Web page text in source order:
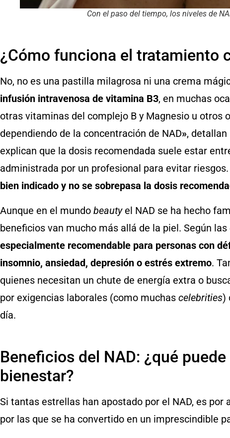
Con el paso del tiempo, los niveles de
¿Cómo funciona el tratamiento
No, no es una pastilla milagrosa ni una crema
infusión intravenosa de vitamina B3, en muchas
otras vitaminas del complejo B y Magnesio u otros
dependiendo de la concentración de NAD», detallan
explican que la dosis recomendada suele estar
administrada por un profesional para evitar riesgos.
bien indicado y no se sobrepasa la dosis
Aunque en el mundo beautyel NAD se ha hecho
beneficios van mucho más allá de la piel. Según las
especialmente recomendable para personas con
insomnio, ansiedad, depresión o estrés extremo.
quienes necesitan un chute de energía extra o
por exigencias laborales (como muchas celebrities)
día.
Beneficios del NAD: ¿qué
bienestar?
Si tantas estrellas han apostado por el NAD, es por
por las que se ha convertido en un imprescindible